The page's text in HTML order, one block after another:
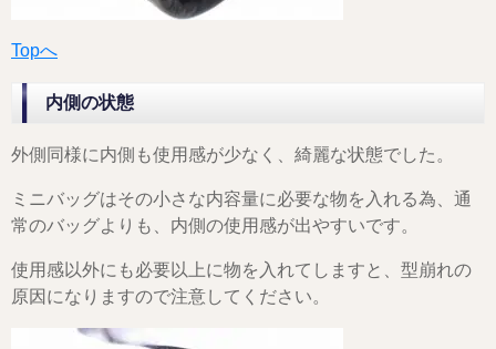
Topへ
内側の状態
外側同様に内側も使用感が少なく、綺麗な状態でした。
ミニバッグはその小さな内容量に必要な物を入れる為、通
常のバッグよりも、内側の使用感が出やすいです。
使用感以外にも必要以上に物を入れてしますと、型崩れの
原因になりますので注意してください。